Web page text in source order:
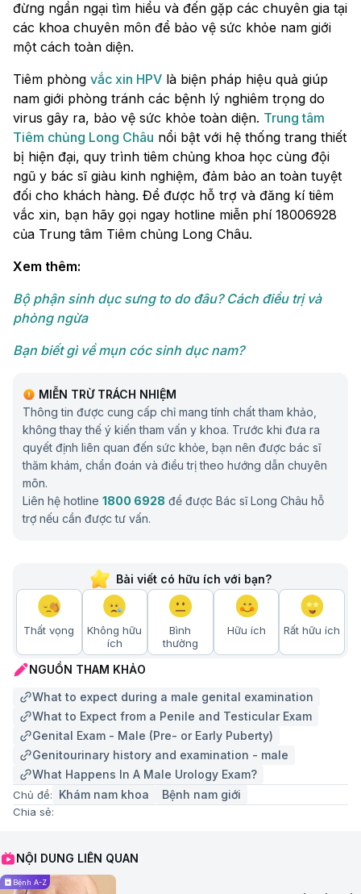
đừng ngần ngại tìm hiểu và đến gặp các chuyên gia tại
các khoa chuyên môn để bảo vệ sức khỏe nam giới
một cách toàn diện.
Tiêm phòng vắc xin HPV là biện pháp hiệu quả giúp
nam giới phòng tránh các bệnh lý nghiêm trọng do
virus gây ra, bảo vệ sức khỏe toàn diện. Trung tâm
Tiêm chủng Long Châu nổi bật với hệ thống trang thiết
bị hiện đại, quy trình tiêm chủng khoa học cùng đội
ngũ y bác sĩ giàu kinh nghiệm, đảm bảo an toàn tuyệt
đối cho khách hàng. Để được hỗ trợ và đăng kí tiêm
vắc xin, bạn hãy gọi ngay hotline miễn phí 18006928
của Trung tâm Tiêm chủng Long Châu.
Xem thêm:
Bộ phận sinh dục sưng to do đâu? Cách điều trị và
phòng ngừa
Bạn biết gì về mụn cóc sinh dục nam?
MIỄN TRỪ TRÁCH NHIỆM
Thông tin được cung cấp chỉ mang tính chất tham khảo,
không thay thế ý kiến tham vấn y khoa. Trước khi đưa ra
quyết định liên quan đến sức khỏe, bạn nên được bác sĩ
thăm khám, chẩn đoán và điều trị theo hướng dẫn chuyên
môn.
Liên hệ hotline 1800 6928 để được Bác sĩ Long Châu hỗ
trợ nếu cần được tư vấn.
Bài viết có hữu ích với bạn?
Thất vọng
Không hữu
ích
Bình
thường
Hữu ích Rất hữu ích
NGUỒN THAM KHẢO
What to expect during a male genital examination
What to Expect from a Penile and Testicular Exam
Genital Exam - Male (Pre- or Early Puberty)
Genitourinary history and examination - male
What Happens In A Male Urology Exam?
Chủ đề: Khám nam khoa Bệnh nam giới
Chia sẻ:
NỘI DUNG LIÊN QUAN
Bệnh A-Z